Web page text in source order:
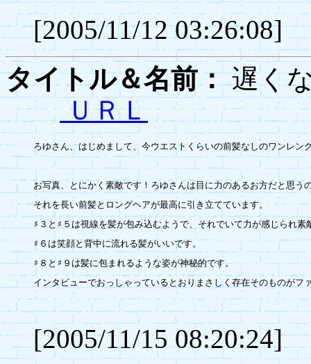
[2005/11/12 03:26:08]
タイトル＆名前：遅く
ＵＲＬ
ろゆさん、はじめまして、今ウエストくらいの前髪なしのワンレン
お写真、とにかく素敵です！ろゆさんは目に力のあるお方だと思う
それを長い前髪とロングヘアが最高に引き立てています。
♯３と♯５は視線を髪が包み込むようで、それでいて力が感じられ素
♯６は笑顔と背中に流れる髪がいいです。
♯８と♯９は髪に包まれるような姿が神秘的です。
インタビューでおっしゃっているとおりまさしく存在そのものがフ
[2005/11/15 08:20:24]